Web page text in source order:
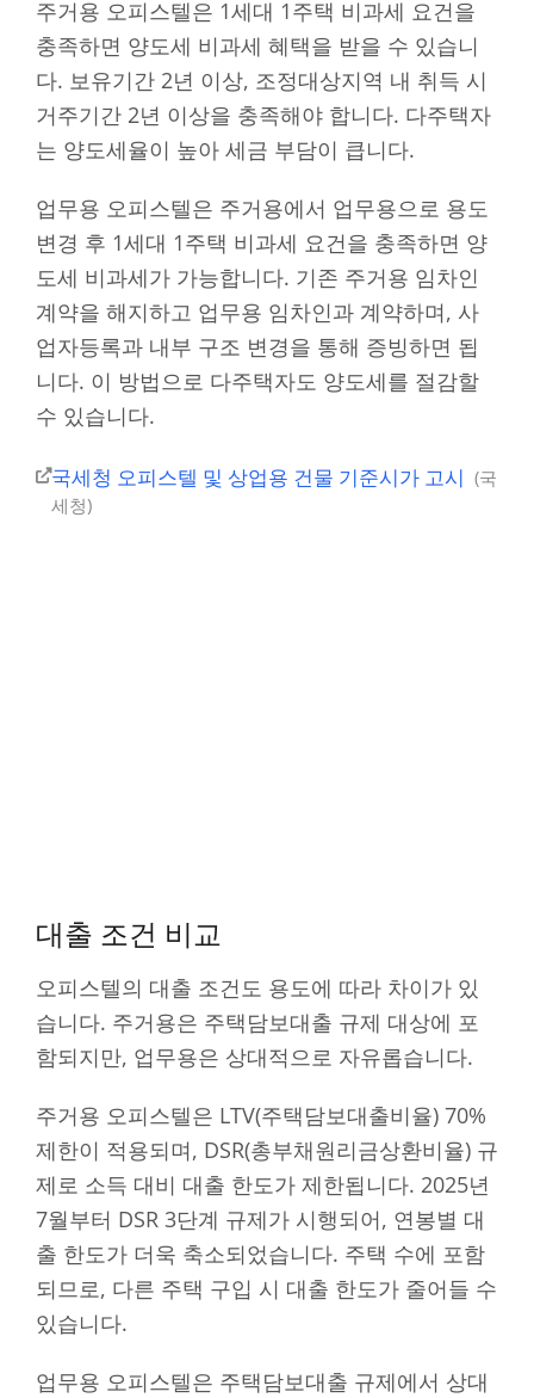
주거용 오피스텔은 1세대 1주택 비과세 요건을
충족하면 양도세 비과세 혜택을 받을 수 있습니
다. 보유기간 2년 이상, 조정대상지역 내 취득 시
거주기간 2년 이상을 충족해야 합니다. 다주택자
는 양도세율이 높아 세금 부담이 큽니다.
업무용 오피스텔은 주거용에서 업무용으로 용도
변경 후 1세대 1주택 비과세 요건을 충족하면 양
도세 비과세가 가능합니다. 기존 주거용 임차인
계약을 해지하고 업무용 임차인과 계약하며, 사
업자등록과 내부 구조 변경을 통해 증빙하면 됩
니다. 이 방법으로 다주택자도 양도세를 절감할
수 있습니다.
국세청 오피스텔 및 상업용 건물 기준시가 고시
국
세청
대출 조건 비교
오피스텔의 대출 조건도 용도에 따라 차이가 있
습니다. 주거용은 주택담보대출 규제 대상에 포
함되지만, 업무용은 상대적으로 자유롭습니다.
주거용 오피스텔은 LTV(주택담보대출비율) 70%
제한이 적용되며, DSR(총부채원리금상환비율) 규
제로 소득 대비 대출 한도가 제한됩니다. 2025년
7월부터 DSR 3단계 규제가 시행되어, 연봉별 대
출 한도가 더욱 축소되었습니다. 주택 수에 포함
되므로, 다른 주택 구입 시 대출 한도가 줄어들 수
있습니다.
업무용 오피스텔은 주택담보대출 규제에서 상대